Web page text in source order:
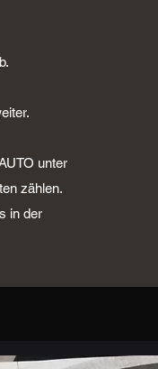
unter
zählen.
in der